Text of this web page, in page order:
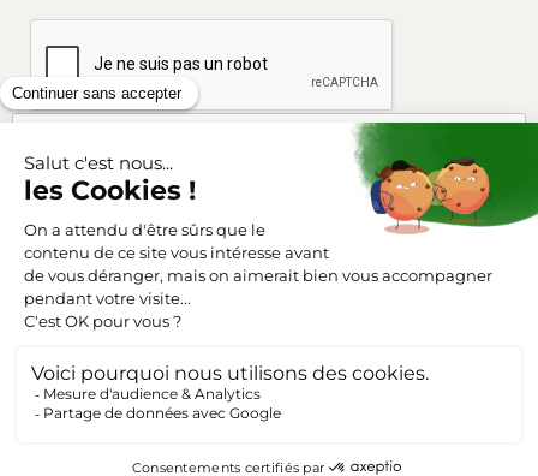
SUIVEZ-NOUS
Mentions légales
Conditions générales de vente